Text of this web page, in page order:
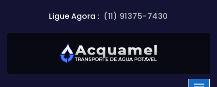
Ligue Agora : (11) 91375-7430